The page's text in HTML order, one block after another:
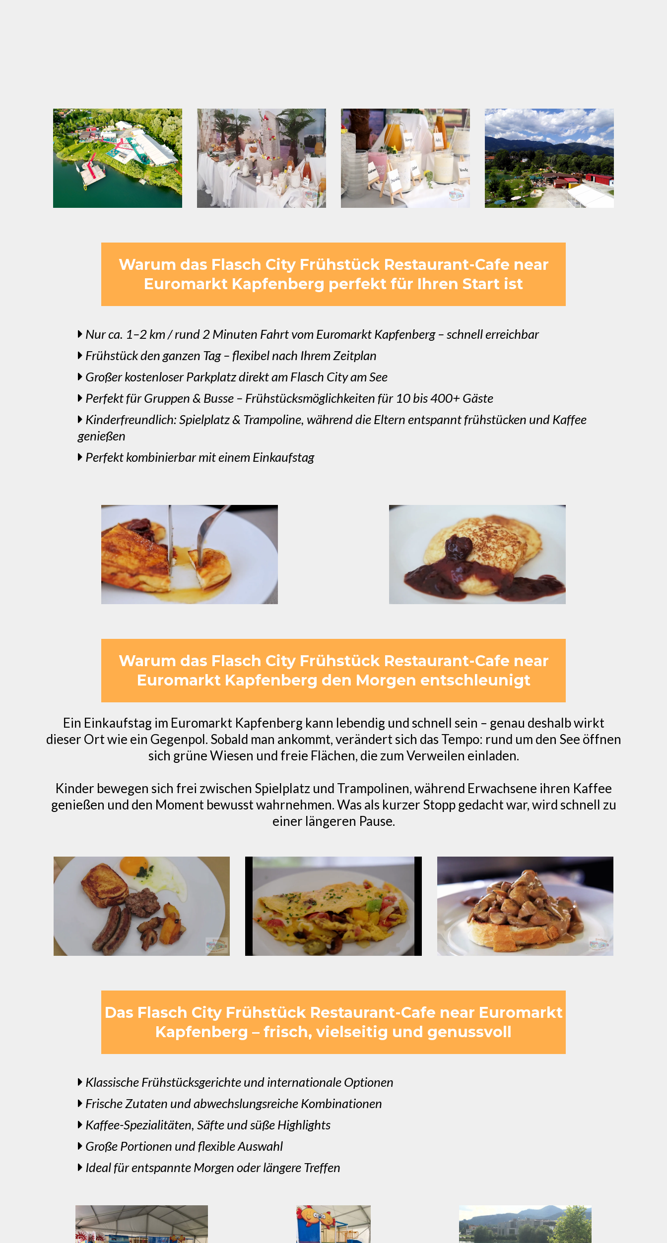
Warum das Flasch City Frühstück Restaurant-Cafe near
Euromarkt Kapfenberg perfekt für Ihren Start ist
Nur ca. 1–2 km / rund 2 Minuten Fahrt vom Euromarkt Kapfenberg – schnell erreichbar
Frühstück den ganzen Tag – flexibel nach Ihrem Zeitplan
Großer kostenloser Parkplatz direkt am Flasch City am See
Perfekt für Gruppen & Busse – Frühstücksmöglichkeiten für 10 bis 400+ Gäste
Kinderfreundlich: Spielplatz & Trampoline, während die Eltern entspannt frühstücken und Kaffee
genießen
Perfekt kombinierbar mit einem Einkaufstag
Warum das Flasch City Frühstück Restaurant-Cafe near
Euromarkt Kapfenberg den Morgen entschleunigt
Ein Einkaufstag im Euromarkt Kapfenberg kann lebendig und schnell sein – genau deshalb wirkt
dieser Ort wie ein Gegenpol. Sobald man ankommt, verändert sich das Tempo: rund um den See öffnen
sich grüne Wiesen und freie Flächen, die zum Verweilen einladen.
Kinder bewegen sich frei zwischen Spielplatz und Trampolinen, während Erwachsene ihren Kaffee
genießen und den Moment bewusst wahrnehmen. Was als kurzer Stopp gedacht war, wird schnell zu
einer längeren Pause.
Das Flasch City Frühstück Restaurant-Cafe near Euromarkt
Kapfenberg – frisch, vielseitig und genussvoll
Klassische Frühstücksgerichte und internationale Optionen
Frische Zutaten und abwechslungsreiche Kombinationen
Kaffee-Spezialitäten, Säfte und süße Highlights
Große Portionen und flexible Auswahl
Ideal für entspannte Morgen oder längere Treffen